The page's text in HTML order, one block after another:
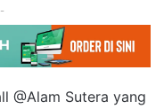
@Alam Sutera yang